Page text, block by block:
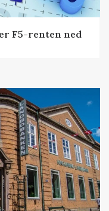
F5-renten ned